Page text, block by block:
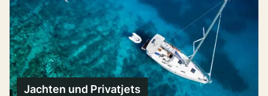
Jachten und Privatjets